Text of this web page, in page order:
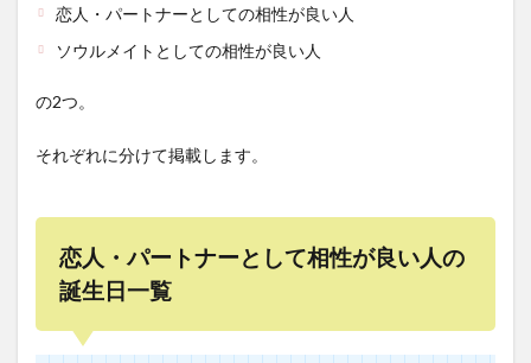
恋人・パートナーとしての相性が良い人
ソウルメイトとしての相性が良い人
の2つ。
それぞれに分けて掲載します。
恋人・パートナーとして相性が良い人の
誕生日一覧